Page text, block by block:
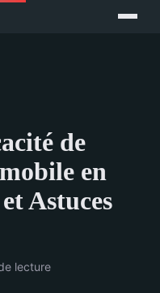
de
en
Astuces
lecture